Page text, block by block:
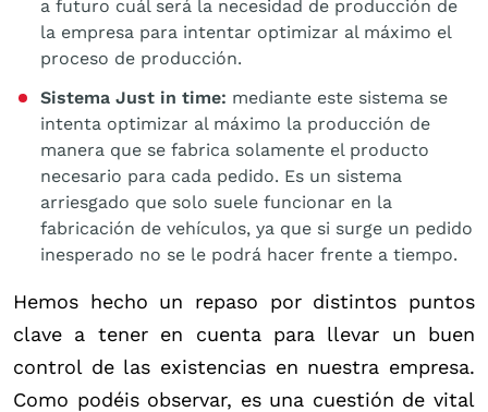
a futuro cuál será la necesidad de producción de
la empresa para intentar optimizar al máximo el
proceso de producción.
Sistema Just in time: mediante este sistema se
intenta optimizar al máximo la producción de
manera que se fabrica solamente el producto
necesario para cada pedido. Es un sistema
arriesgado que solo suele funcionar en la
fabricación de vehículos, ya que si surge un pedido
inesperado no se le podrá hacer frente a tiempo.
Hemos hecho un repaso por distintos puntos
clave a tener en cuenta para llevar un buen
control de las existencias en nuestra empresa.
Como podéis observar, es una cuestión de vital